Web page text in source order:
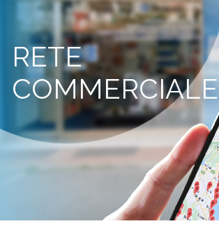
RETE
COMMERCIALE